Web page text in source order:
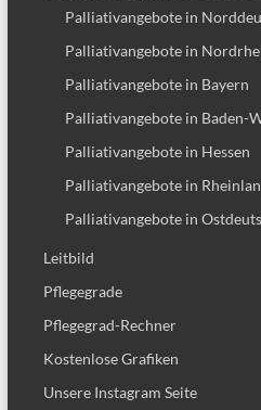
Palliativangebote in
Palliativangebote in
Palliativangebote in Bayern
Palliativangebote in Baden-
Palliativangebote in Hessen
Palliativangebote in
Palliativangebote in
Leitbild
Pflegegrade
Pflegegrad-Rechner
Kostenlose Grafiken
Unsere Instagram Seite